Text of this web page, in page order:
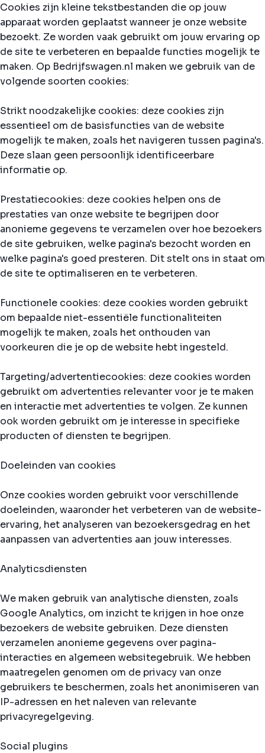
Cookies zijn kleine tekstbestanden die op jouw
apparaat worden geplaatst wanneer je onze website
bezoekt. Ze worden vaak gebruikt om jouw ervaring op
de site te verbeteren en bepaalde functies mogelijk te
maken. Op Bedrijfswagen.nl maken we gebruik van de
volgende soorten cookies:
Strikt noodzakelijke cookies: deze cookies zijn
essentieel om de basisfuncties van de website
mogelijk te maken, zoals het navigeren tussen pagina's.
Deze slaan geen persoonlijk identificeerbare
informatie op.
Prestatiecookies: deze cookies helpen ons de
prestaties van onze website te begrijpen door
anonieme gegevens te verzamelen over hoe bezoekers
de site gebruiken, welke pagina's bezocht worden en
welke pagina's goed presteren. Dit stelt ons in staat om
de site te optimaliseren en te verbeteren.
Functionele cookies: deze cookies worden gebruikt
om bepaalde niet-essentiële functionaliteiten
mogelijk te maken, zoals het onthouden van
voorkeuren die je op de website hebt ingesteld.
Targeting/advertentiecookies: deze cookies worden
gebruikt om advertenties relevanter voor je te maken
en interactie met advertenties te volgen. Ze kunnen
ook worden gebruikt om je interesse in specifieke
producten of diensten te begrijpen.
Doeleinden van cookies
Onze cookies worden gebruikt voor verschillende
doeleinden, waaronder het verbeteren van de website-
ervaring, het analyseren van bezoekersgedrag en het
aanpassen van advertenties aan jouw interesses.
Analyticsdiensten
We maken gebruik van analytische diensten, zoals
Google Analytics, om inzicht te krijgen in hoe onze
bezoekers de website gebruiken. Deze diensten
verzamelen anonieme gegevens over pagina-
interacties en algemeen websitegebruik. We hebben
maatregelen genomen om de privacy van onze
gebruikers te beschermen, zoals het anonimiseren van
IP-adressen en het naleven van relevante
privacyregelgeving.
Social plugins